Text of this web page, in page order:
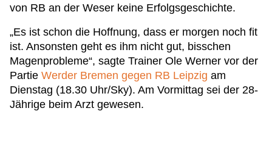
von RB an der Weser keine Erfolgsgeschichte.
„Es ist schon die Hoffnung, dass er morgen noch fit
ist. Ansonsten geht es ihm nicht gut, bisschen
Magenprobleme“, sagte Trainer Ole Werner vor der
Partie Werder Bremen gegen RB Leipzig am
Dienstag (18.30 Uhr/Sky). Am Vormittag sei der 28-
Jährige beim Arzt gewesen.